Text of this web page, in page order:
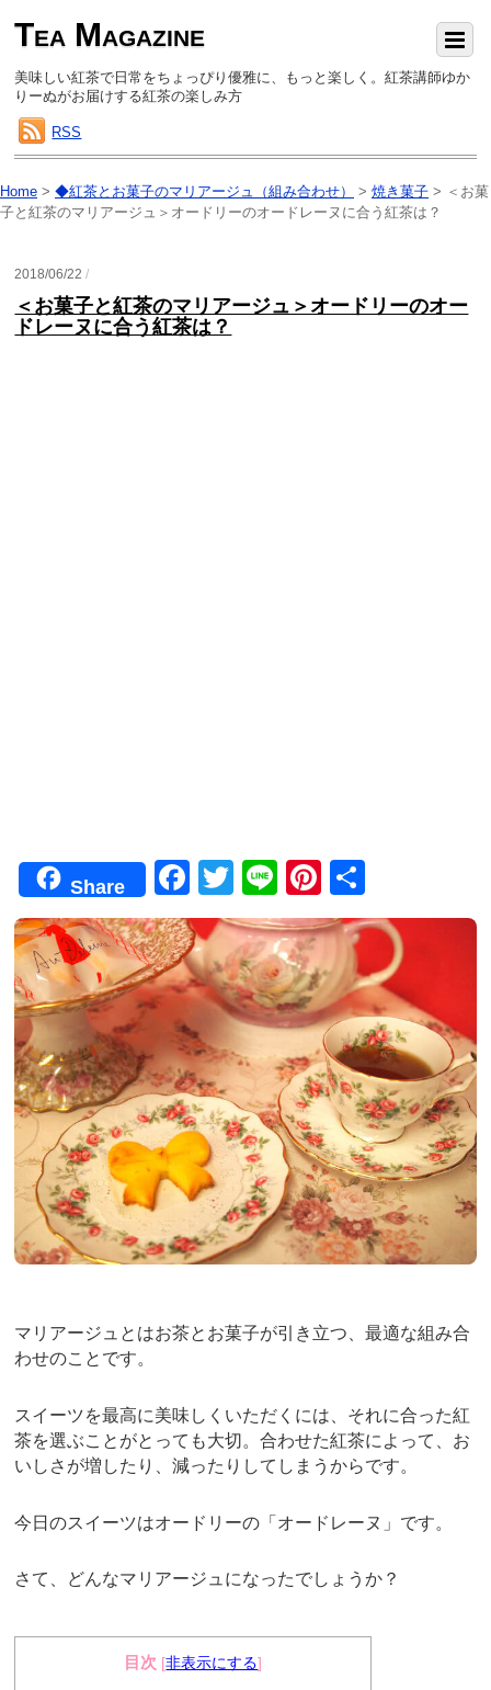
Tea Magazine
美味しい紅茶で日常をちょっぴり優雅に、もっと楽しく。紅茶講師ゆか
りーぬがお届けする紅茶の楽しみ方
RSS
Home > ◆紅茶とお菓子のマリアージュ（組み合わせ） > 焼き菓子 > ＜お菓
子と紅茶のマリアージュ＞オードリーのオードレーヌに合う紅茶は？
2018/06/22/
＜お菓子と紅茶のマリアージュ＞オードリーのオー
ドレーヌに合う紅茶は？
Share
F
a
c
e
b
o
o
k
T
wi
tt
er
Li
n
e
Pi
nt
er
e
st
有
マリアージュとはお茶とお菓子が引き立つ、最適な組み合
わせのことです。
スイーツを最高に美味しくいただくには、それに合った紅
茶を選ぶことがとっても大切。合わせた紅茶によって、お
いしさが増したり、減ったりしてしまうからです。
今日のスイーツはオードリーの「オードレーヌ」です。
さて、どんなマリアージュになったでしょうか？
目次 [非表示にする]